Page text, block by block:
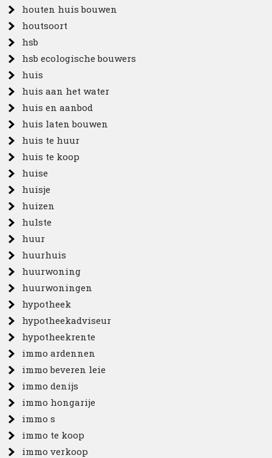
houten huis bouwen
houtsoort
hsb
hsb ecologische bouwers
huis
huis aan het water
huis en aanbod
huis laten bouwen
huis te huur
huis te koop
huise
huisje
huizen
hulste
huur
huurhuis
huurwoning
huurwoningen
hypotheek
hypotheekadviseur
hypotheekrente
immo ardennen
immo beveren leie
immo denijs
immo hongarije
immo s
immo te koop
immo verkoop